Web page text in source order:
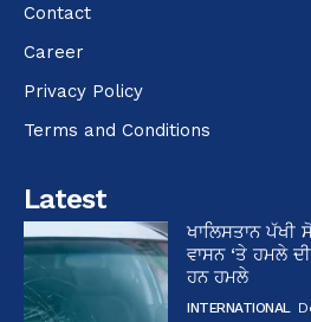
Contact
Career
Privacy Policy
Terms and Conditions
Latest
ਖਾਲਿਸਤਾਨ
ਵਾਸਨ ‘ਤੇ ਹਮਲੇ
ਹਨ ਹਮਲੇ
INTERNATIONAL